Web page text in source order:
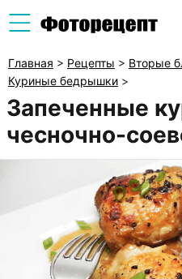
Главная > Рецепты > Вторые
Куриные бедрышки >
Запеченные
чесночно-